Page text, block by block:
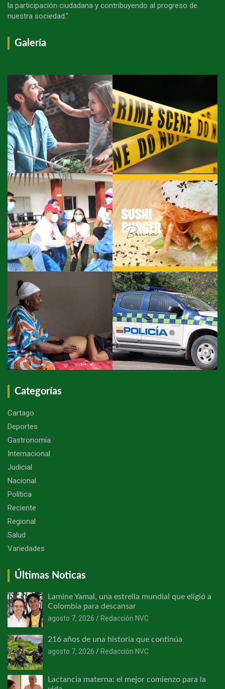
la participación ciudadana y contribuyendo al progreso de
nuestra sociedad."
Galería
Categorías
Cartago
Deportes
Gastronomía
Internacional
Judicial
Nacional
Política
Reciente
Regional
Salud
Variedades
Últimas Noticas
Lamine Yamal, una estrella mundial que eligió a
Colombia para descansar
agosto 7, 2026
Redacción NVC
216 años de una historia que continúa
agosto 7, 2026
Redacción NVC
Lactancia materna: el mejor comienzo para la